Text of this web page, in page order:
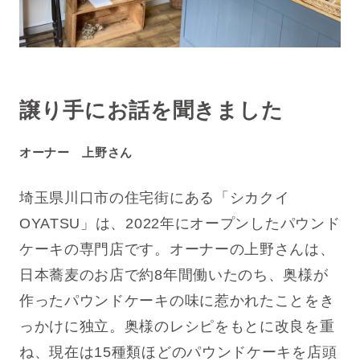
譲り手にお話を聞きました
オーナー 上野さん
埼玉県川口市の住宅街にある「シカクイ
OYATSU」は、2022年にオープンしたパウンド
ケーキの専門店です。オーナーの上野さんは、
日本蕎麦のお店で約8年間働いたのち、奥様が
作ったパウンドケーキの味に惹かれたことをき
っかけに独立。奥様のレシピをもとに改良を重
ね、現在は15種類ほどのパウンドケーキを店頭